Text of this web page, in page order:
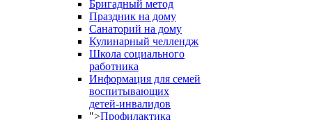
Бригадный метод
Праздник на дому
Санаторий на дому
Кулинарный челлендж
Школа социального
работника
Информация для семей
воспитывающих
детей-инвалидов
">Профилактика